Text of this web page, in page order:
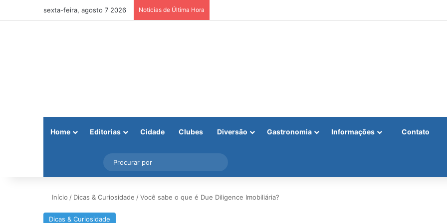
sexta-feira, agosto 7 2026 Notícias de Última Hora
Home Editorias Cidade Clubes Diversão Gastronomia Informações Contato
Instagram
Barra Lateral
por
Início / Dicas & Curiosidade /Você sabe o que é Due Diligence Imobiliária?
Dicas & Curiosidade